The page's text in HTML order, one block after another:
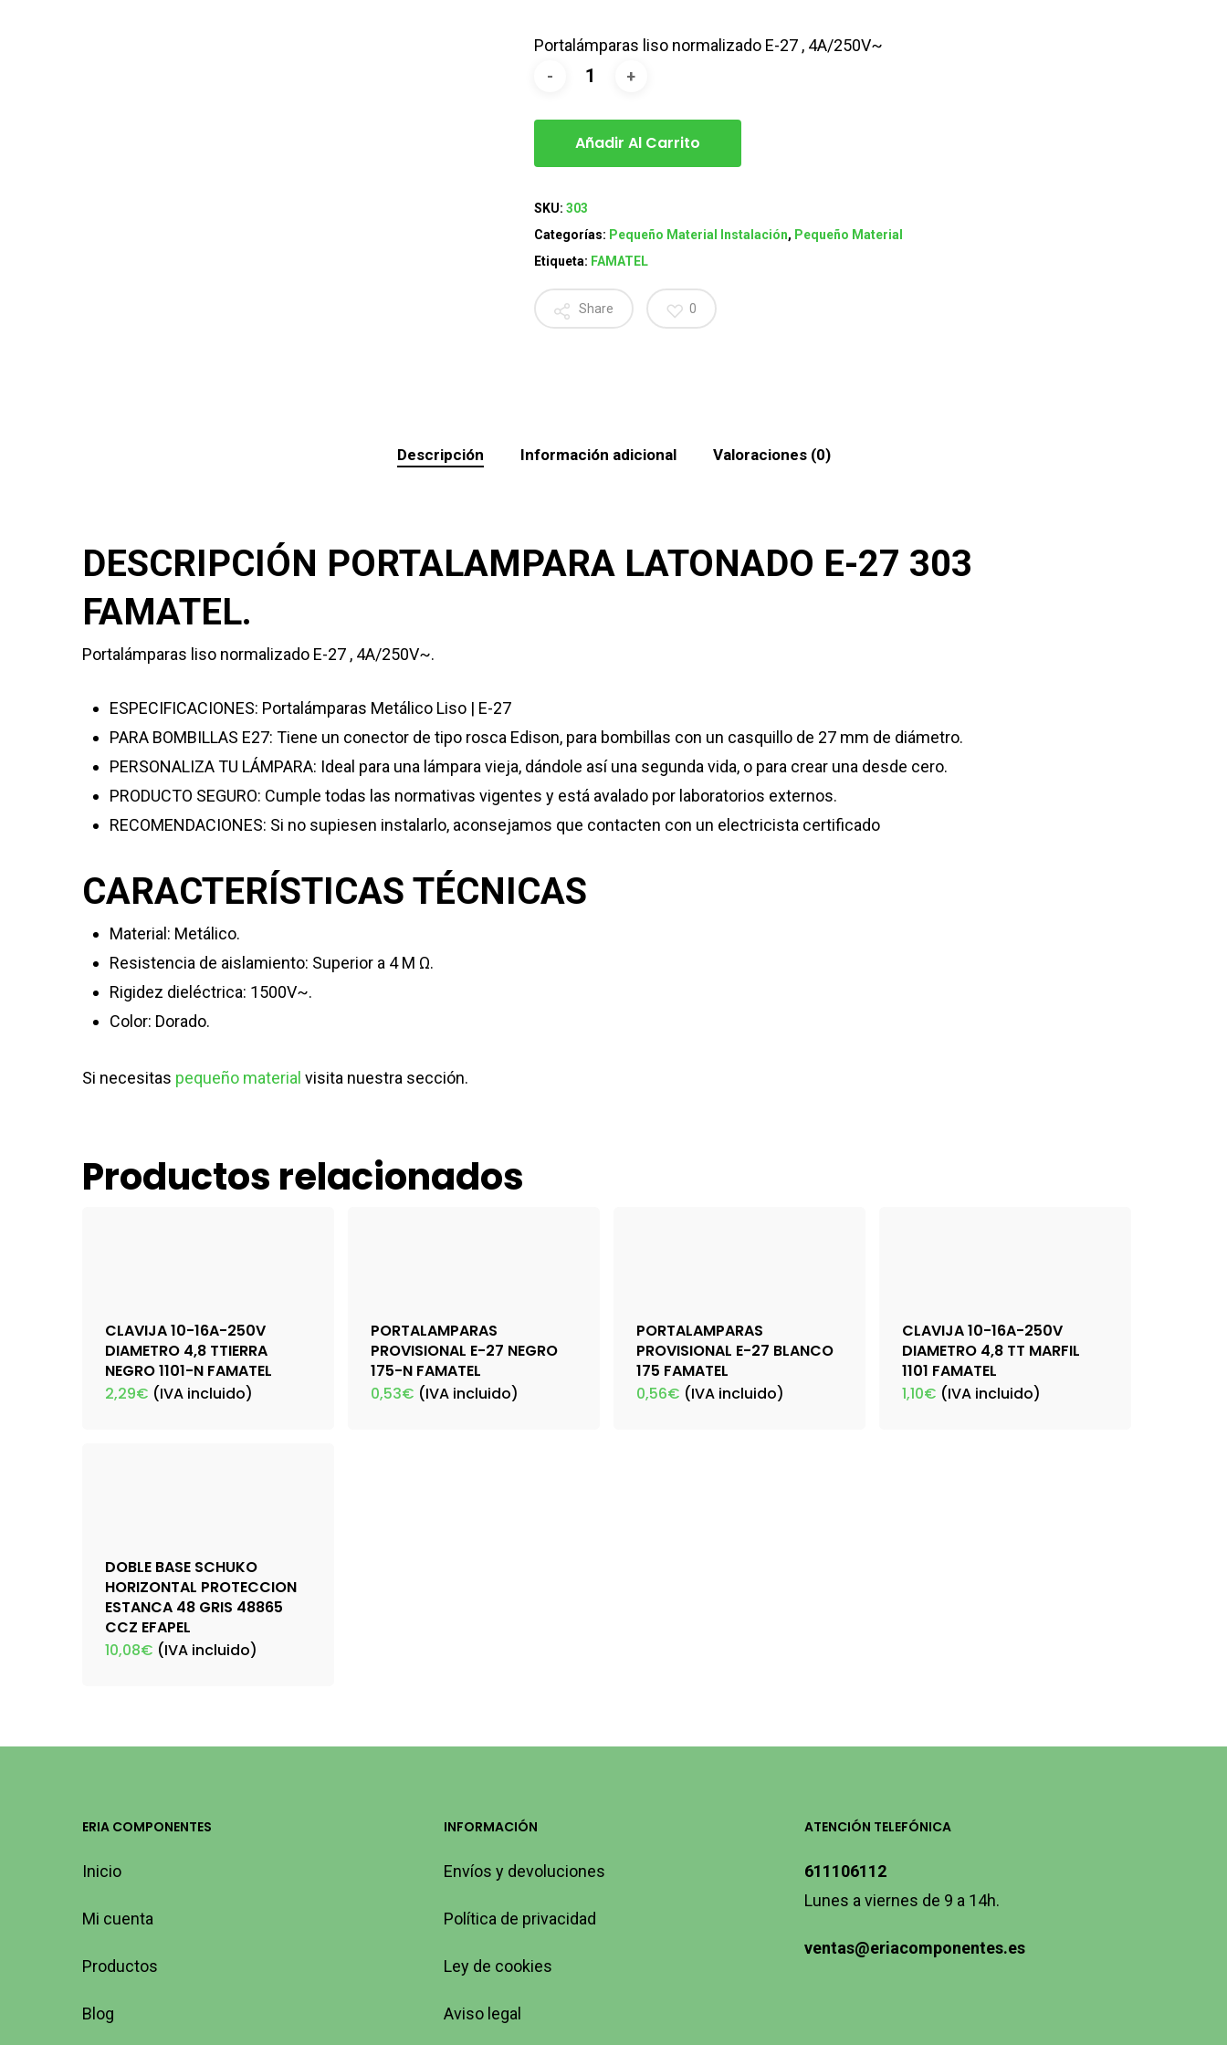
Portalámparas liso normalizado E-27 , 4A/250V~
Añadir Al Carrito
SKU: 303
Categorías: Pequeño Material Instalación, Pequeño Material
Etiqueta: FAMATEL
Share 0
Descripción Información adicional Valoraciones (0)
DESCRIPCIÓN PORTALAMPARA LATONADO E-27 303
FAMATEL.
Portalámparas liso normalizado E-27 , 4A/250V~.
ESPECIFICACIONES: Portalámparas Metálico Liso | E-27
PARA BOMBILLAS E27: Tiene un conector de tipo rosca Edison, para bombillas con un casquillo de 27 mm de diámetro.
PERSONALIZA TU LÁMPARA: Ideal para una lámpara vieja, dándole así una segunda vida, o para crear una desde cero.
PRODUCTO SEGURO: Cumple todas las normativas vigentes y está avalado por laboratorios externos.
RECOMENDACIONES: Si no supiesen instalarlo, aconsejamos que contacten con un electricista certificado
CARACTERÍSTICAS TÉCNICAS
Material: Metálico.
Resistencia de aislamiento: Superior a 4 M Ω.
Rigidez dieléctrica: 1500V~.
Color: Dorado.
Si necesitas pequeño material visita nuestra sección.
Productos relacionados
CLAVIJA 10-16A-250V
DIAMETRO 4,8 TTIERRA
NEGRO 1101-N FAMATEL
2,29€ (IVA incluido)
PORTALAMPARAS
PROVISIONAL E-27 NEGRO
175-N FAMATEL
0,53€ (IVA incluido)
PORTALAMPARAS
PROVISIONAL E-27 BLANCO
175 FAMATEL
0,56€ (IVA incluido)
CLAVIJA 10-16A-250V
DIAMETRO 4,8 TT MARFIL
1101 FAMATEL
1,10€ (IVA incluido)
DOBLE BASE SCHUKO
HORIZONTAL PROTECCION
ESTANCA 48 GRIS 48865
CCZ EFAPEL
10,08€ (IVA incluido)
ERIA COMPONENTES
Inicio
Mi cuenta
Productos
Blog
INFORMACIÓN
Envíos y devoluciones
Política de privacidad
Ley de cookies
Aviso legal
ATENCIÓN TELEFÓNICA
611106112
Lunes a viernes de 9 a 14h.
ventas@eriacomponentes.es